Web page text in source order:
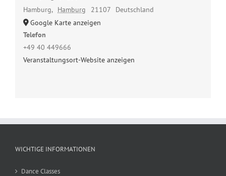
Hamburg, Hamburg 21107
Deutschland
Google Karte anzeigen
Telefon
+49 40 449666
Veranstaltungsort-Website anzeigen
WICHTIGE INFORMATIONEN
Dance Classes